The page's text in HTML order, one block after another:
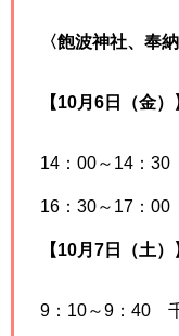
〈飽波神社、奉
【10月6日（金）
14：00～14：
16：30～17：
【10月7日（土）
9：10～9：40